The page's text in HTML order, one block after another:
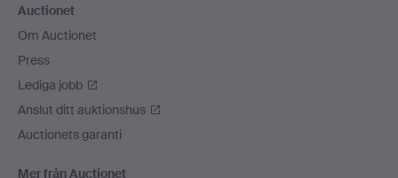
Auctionet
Om Auctionet
Press
Lediga jobb
Anslut ditt auktionshus
Auctionets garanti
Mer från Auctionet